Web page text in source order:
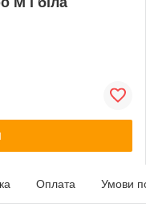
Оплата Умови